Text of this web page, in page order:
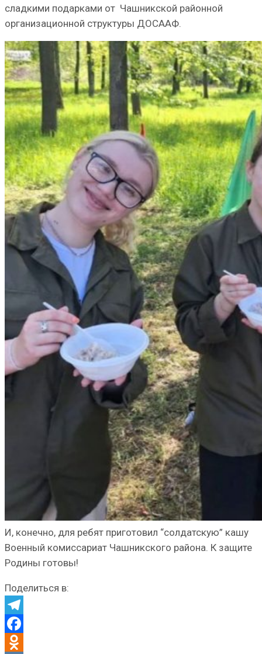
сладкими подарками от Чашникской районной
организационной структуры ДОСААФ.
И, конечно, для ребят приготовил “солдатскую” кашу
Военный комиссариат Чашникского района. К защите
Родины готовы!
Поделиться в:
Telegram
Facebook